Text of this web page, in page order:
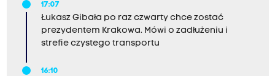
17:07
Łukasz Gibała po raz czwarty chce zostać
prezydentem Krakowa. Mówi o zadłużeniu i
strefie czystego transportu
16:10